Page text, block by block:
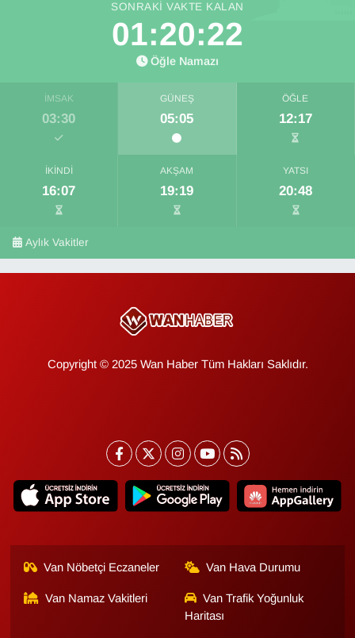
SONRAKI VAKTE KALAN
01:20:21
Öğle Namazı
İMSAK
03:30
GÜNEŞ
05:05
ÖĞLE
12:17
İKINDI
16:07
AKŞAM
19:19
YATSI
20:48
Aylık Vakitler
Copyright © 2025 Wan Haber Tüm Hakları Saklıdır.
Van Nöbetçi Eczaneler Van Hava Durumu
Van Namaz Vakitleri
Van Trafik Yoğunluk
Haritası